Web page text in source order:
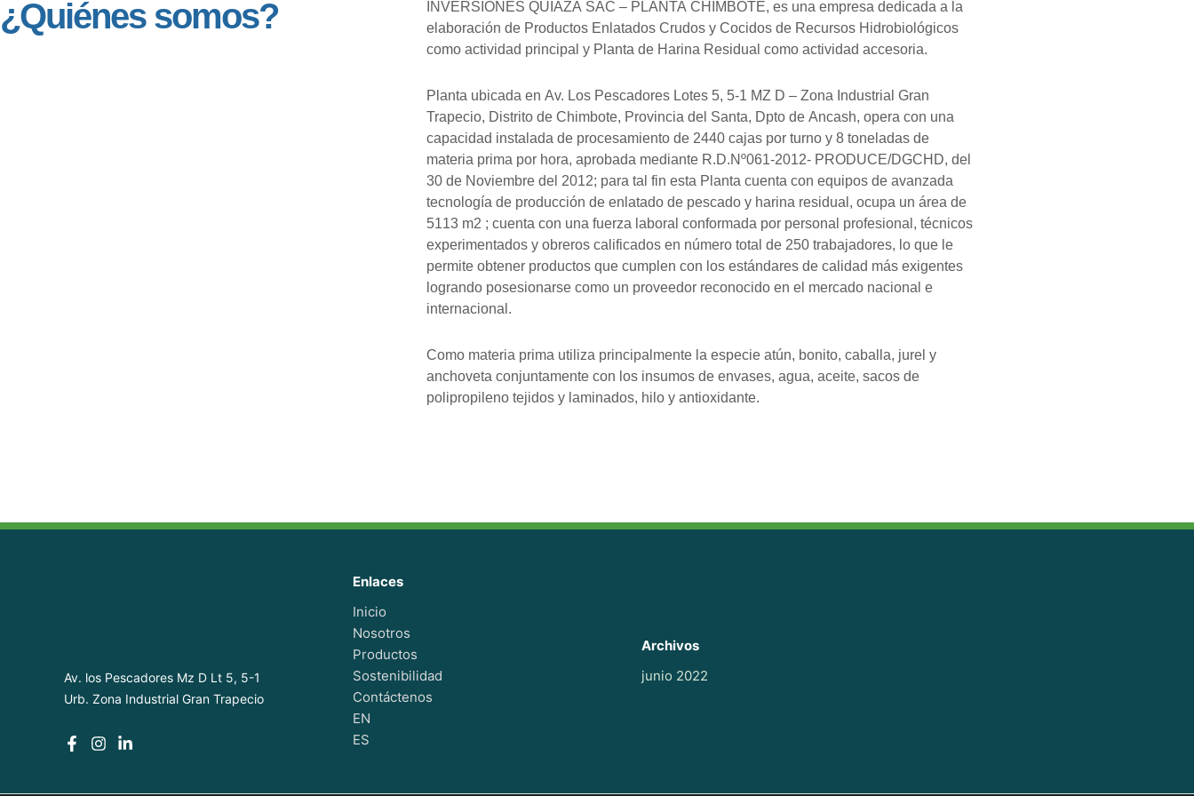
¿Quiénes somos?
INVERSIONES QUIAZA SAC – PLANTA CHIMBOTE, es una empresa dedicada a la
elaboración de Productos Enlatados Crudos y Cocidos de Recursos Hidrobiológicos
como actividad principal y Planta de Harina Residual como actividad accesoria.
Planta ubicada en Av. Los Pescadores Lotes 5, 5-1 MZ D – Zona Industrial Gran
Trapecio, Distrito de Chimbote, Provincia del Santa, Dpto de Ancash, opera con una
capacidad instalada de procesamiento de 2440 cajas por turno y 8 toneladas de
materia prima por hora, aprobada mediante R.D.Nº061-2012- PRODUCE/DGCHD, del
30 de Noviembre del 2012; para tal fin esta Planta cuenta con equipos de avanzada
tecnología de producción de enlatado de pescado y harina residual, ocupa un área de
5113 m2 ; cuenta con una fuerza laboral conformada por personal profesional, técnicos
experimentados y obreros calificados en número total de 250 trabajadores, lo que le
permite obtener productos que cumplen con los estándares de calidad más exigentes
logrando posesionarse como un proveedor reconocido en el mercado nacional e
internacional.
Como materia prima utiliza principalmente la especie atún, bonito, caballa, jurel y
anchoveta conjuntamente con los insumos de envases, agua, aceite, sacos de
polipropileno tejidos y laminados, hilo y antioxidante.
Av. los Pescadores Mz D Lt 5, 5-1
Urb. Zona Industrial Gran Trapecio
Enlaces
Inicio
Nosotros
Productos
Sostenibilidad
Contáctenos
EN
ES
Archivos
junio 2022